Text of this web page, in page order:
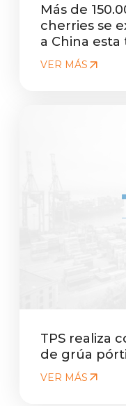
Más de
cherries se
a China
VER MÁS
TPS realiza
de grúa
VER MÁS